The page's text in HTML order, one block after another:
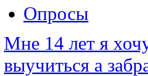
Опросы
Мне 14 лет я
выучиться а